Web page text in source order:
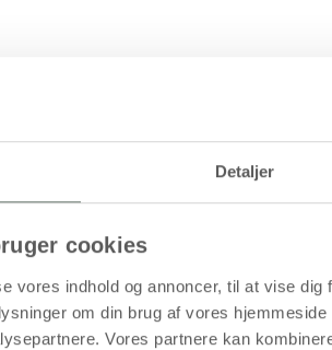
Detaljer
cookies
vores indhold og annoncer, til at vise
om din brug af vores
Vores partnere kan
projekter